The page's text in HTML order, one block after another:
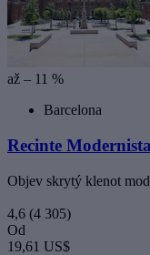
až – 11 %
Barcelona
Recinte
Objev skrytý klenot
4,6 (4 305)
Od
19,61 US$